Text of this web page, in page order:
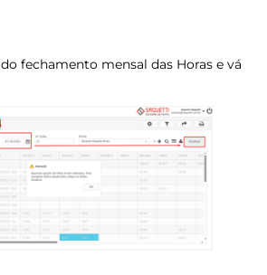
do fechamento mensal das Horas e vá